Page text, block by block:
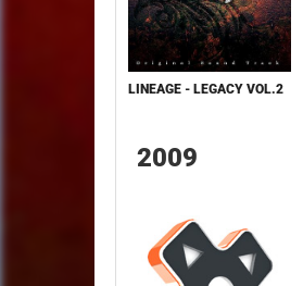
LINEAGE - LEGACY VOL.2
2009